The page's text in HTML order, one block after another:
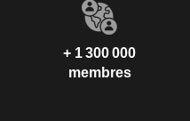
+ 1 300 000
membres